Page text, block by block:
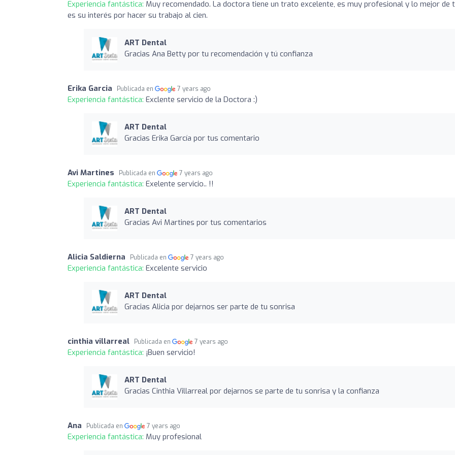
Experiencia fantástica: Muy recomendado. La doctora tiene un trato excelente, es muy profesional y lo mejor de
es su interés por hacer su trabajo al cien.
ART Dental
Gracias Ana Betty por tu recomendación y tú confianza
Erika Garcia Publicada en 7 years ago
Experiencia fantástica: Exclente servicio de la Doctora :)
ART Dental
Gracias Erika García por tus comentario
Avi Martines Publicada en 7 years ago
Experiencia fantástica: Exelente servicio.. !!
ART Dental
Gracias Avi Martines por tus comentarios
Alicia Saldierna Publicada en 7 years ago
Experiencia fantástica: Excelente servicio
ART Dental
Gracias Alicia por dejarnos ser parte de tu sonrisa
cinthia villarreal Publicada en 7 years ago
Experiencia fantástica: ¡Buen servicio!
ART Dental
Gracias Cinthia Villarreal por dejarnos se parte de tu sonrisa y la confianza
Ana Publicada en 7 years ago
Experiencia fantástica: Muy profesional